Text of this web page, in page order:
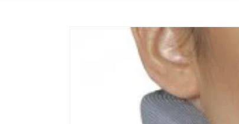
informazioni